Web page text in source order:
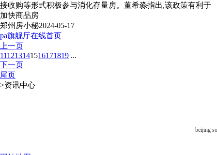
接收购等形式积极参与消化存量房。董希淼指出,该政策有利于
加快商品房
郑州房小秘2024-05-17
pa旗舰厅在线首页
上一页
111213141516171819 ...
下一页
尾页
>资讯中心
beijing